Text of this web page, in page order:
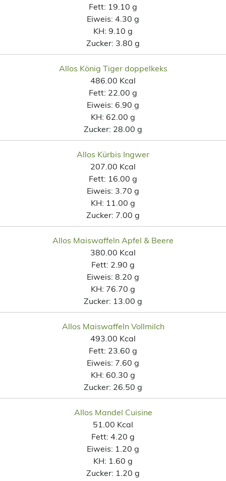
Fett: 19.10 g
Eiweis: 4.30 g
KH: 9.10 g
Zucker: 3.80 g
Allos König Tiger doppelkeks
486.00 Kcal
Fett: 22.00 g
Eiweis: 6.90 g
KH: 62.00 g
Zucker: 28.00 g
Allos Kürbis Ingwer
207.00 Kcal
Fett: 16.00 g
Eiweis: 3.70 g
KH: 11.00 g
Zucker: 7.00 g
Allos Maiswaffeln Apfel & Beere
380.00 Kcal
Fett: 2.90 g
Eiweis: 8.20 g
KH: 76.70 g
Zucker: 13.00 g
Allos Maiswaffeln Vollmilch
493.00 Kcal
Fett: 23.60 g
Eiweis: 7.60 g
KH: 60.30 g
Zucker: 26.50 g
Allos Mandel Cuisine
51.00 Kcal
Fett: 4.20 g
Eiweis: 1.20 g
KH: 1.60 g
Zucker: 1.20 g